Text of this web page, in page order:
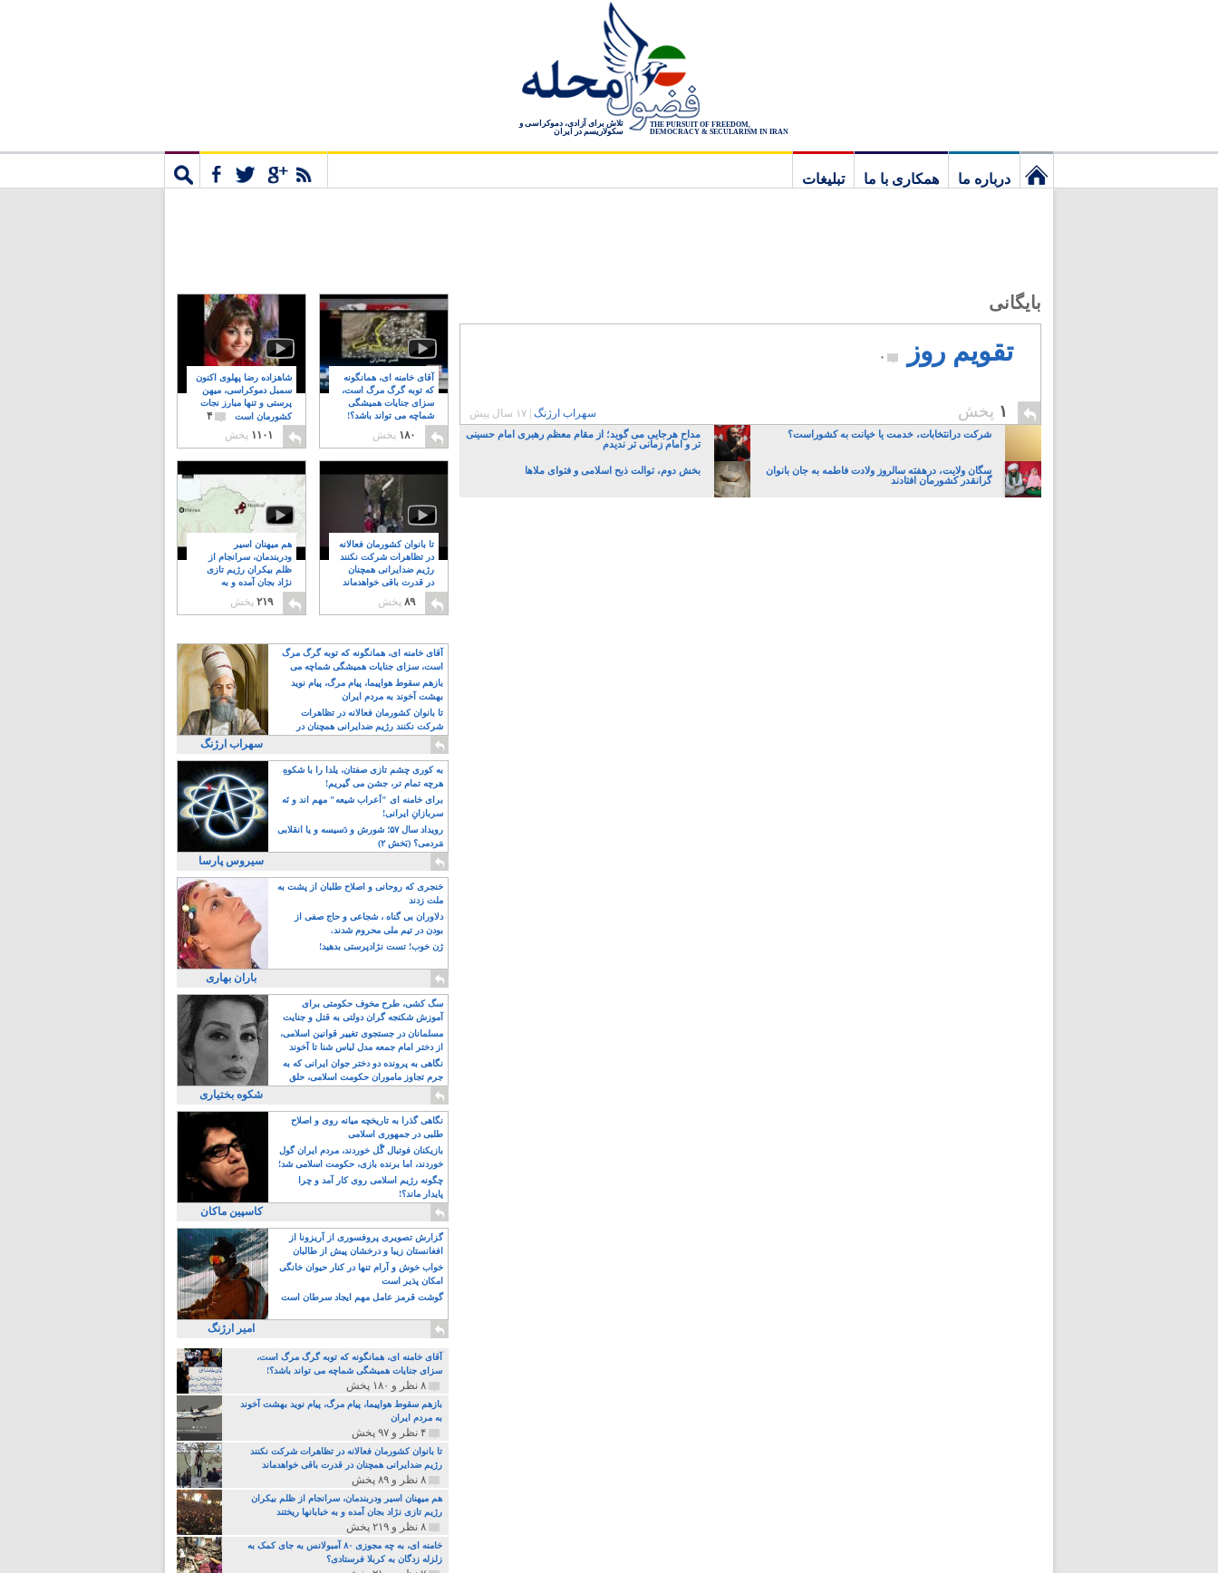
THE PURSUIT OF FREEDOM,
DEMOCRACY & SECULARISM IN IRAN
تلاش برای آزادی، دموکراسی و
سکولاریسم در ایران
درباره ما همکاری با ما
تبلیغات
بایگانی
تقویم روز ۰
۱ پخش سهراب ارژنگ ۱۷ سال پیش
شرکت درانتخابات، خدمت یا خیانت به کشوراست؟
مداح هرجایی می گوید؛ از مقام معظم رهبری امام حسینی
تر و امام زمانی تر ندیدم
سگان ولایت، درهفته سالروز ولادت فاطمه به جان بانوان
گرانقدر کشورمان افتادند
بخش دوم، توالت ذبح اسلامی و فتوای ملاها
شاهزاده رضا پهلوی اکنون
سمبل دموکراسی، میهن
پرستی و تنها مبارز نجات
کشورمان است
۴
۱۱۰۱ پخش
آقای خامنه ای، همانگونه
که توبه گرگ مرگ است،
سزای جنایات همیشگی
شماچه می تواند باشد؟!
۸
۱۸۰ پخش
هم میهنان اسیر
ودربندمان، سرانجام از
ظلم بیکران رژیم تازی
نژاد بجان آمده و به
۲۱۹ پخش
تا بانوان کشورمان فعالانه
در تظاهرات شرکت نکنند
رژیم ضدایرانی همچنان
در قدرت باقی خواهدماند
۸
۸۹ پخش
آقای خامنه ای، همانگونه که توبه گرگ مرگ
است، سزای جنایات همیشگی شماچه می
تواند باشد؟!
بازهم سقوط هواپیما، پیام مرگ، پیام نوید
بهشت آخوند به مردم ایران
تا بانوان کشورمان فعالانه در تظاهرات
شرکت نکنند رژیم ضدایرانی همچنان در
قدرت باقی خواهدماند
سهراب ارژنگ
به کوری چشم تازی صفتان، یلدا را با شکوهِ
هرچه تمام تر، جشن می گیریم!
برای خامنه ای "اَعراب شیعه" مهم اند و نَه
سربازانِ ایرانی!
رویداد سال ۵۷؛ شورش و دَسیسه و یا انقلابی
مَردمی؟ (بَخش ۲)
سیروس پارسا
خنجری که روحانی و اصلاح طلبان از پشت به
ملت زدند
دلاوران بی گناه ، شجاعی و حاج صفی از
بودن در تیم ملی محروم شدند.
ژن خوب! تست نژادپرستی بدهید!
باران بهاری
سگ کشی، طرح مخوف حکومتی برای
آموزش شکنجه گران دولتی به قتل و جنایت
بیشتر
مسلمانان در جستجوی تغییر قوانین اسلامی،
از دختر امام جمعه مدل لباس شنا تا آخوند
مسلمان همجنسگرا!
نگاهی به پرونده دو دختر جوان ایرانی که به
جرم تجاوز ماموران حکومت اسلامی، حلق
آویز شدند!
شکوه بختیاری
نگاهی گذرا به تاریخچه میانه روی و اصلاح
طلبی در جمهوری اسلامی
بازیکنان فوتبال گًل خوردند، مردم ایران گول
خوردند، اما برنده بازی، حکومت اسلامی شد!
چگونه رژیم اسلامی روی کار آمد و چرا
پایدار ماند؟!
کاسپین ماکان
گزارش تصویری پروفسوری از آریزونا از
افغانستان زیبا و درخشان پیش از طالبان
خواب خوش و آرام تنها در کنار حیوان خانگی
امکان پذیر است
گوشت قرمز عامل مهم ایجاد سرطان است
امیر ارژنگ
آقای خامنه ای، همانگونه که توبه گرگ مرگ است،
سزای جنایات همیشگی شماچه می تواند باشد؟!
۸ نظر و ۱۸۰ پخش
بازهم سقوط هواپیما، پیام مرگ، پیام نوید بهشت آخوند
به مردم ایران
۴ نظر و ۹۷ پخش
تا بانوان کشورمان فعالانه در تظاهرات شرکت نکنند
رژیم ضدایرانی همچنان در قدرت باقی خواهدماند
۸ نظر و ۸۹ پخش
هم میهنان اسیر ودربندمان، سرانجام از ظلم بیکران
رژیم تازی نژاد بجان آمده و به خبابانها ریختند
۸ نظر و ۲۱۹ پخش
خامنه ای، به چه مجوزی ۸۰ آمبولانس به جای کمک به
زلزله زدگان به کربلا فرستادی؟